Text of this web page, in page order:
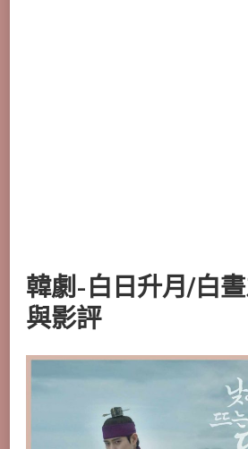
韓劇-白日升月/白
與影評